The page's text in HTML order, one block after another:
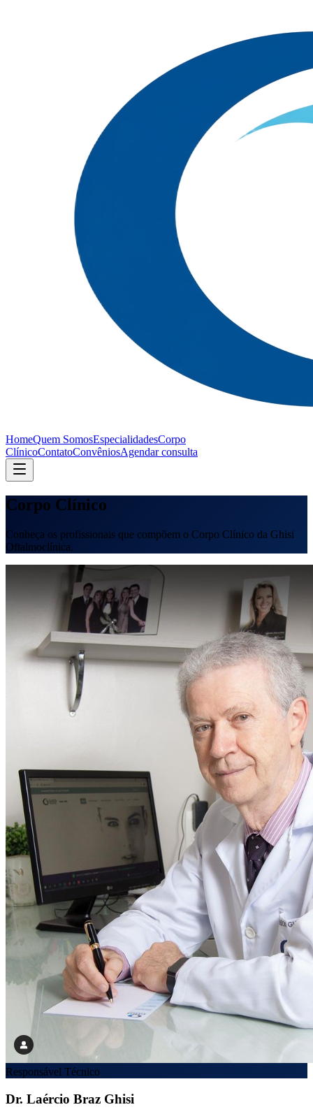
HomeQuem SomosEspecialidadesCorpo
ClínicoContatoConvêniosAgendar consulta
Corpo Clínico
Conheça os profissionais que compõem o Corpo Clínico da Ghisi
Oftalmoclínica.
Responsável Técnico
Dr. Laércio Braz Ghisi